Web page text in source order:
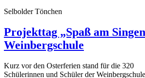
Selbolder Tönchen
Projekttag „Spaß am
Weinbergschule
Kurz vor den Osterferien stand für die 320
Schülerinnen und Schüler der Weinbergschule